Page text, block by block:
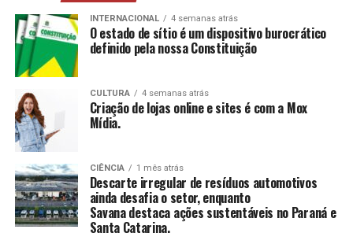
suas histórias e vivências.
CCAS
: Ambiente de convivência para crianças e
adolescentes, abrangendo desde jogos até cultura
SAICA: Trabalho de cuidado, orientação e proteção
integral a crianças e adolescentes em situação de
CEIS
: Garantia de um ambiente seguro e desafiador
para o desenvolvimento infantil.
Conclusão
INTERNACIONAL 4 semanas atrás
O estado de sítio é um dispositivo burocrático
definido pela nossa Constituição
CULTURA 4 semanas atrás
Criação de lojas online e sites é com a Mox
Mídia.
CIÊNCIA 1 mês atrás
Descarte irregular de resíduos automotivos
ainda desafia o setor, enquanto
Savana destaca ações sustentáveis no Paraná e
Santa Catarina.